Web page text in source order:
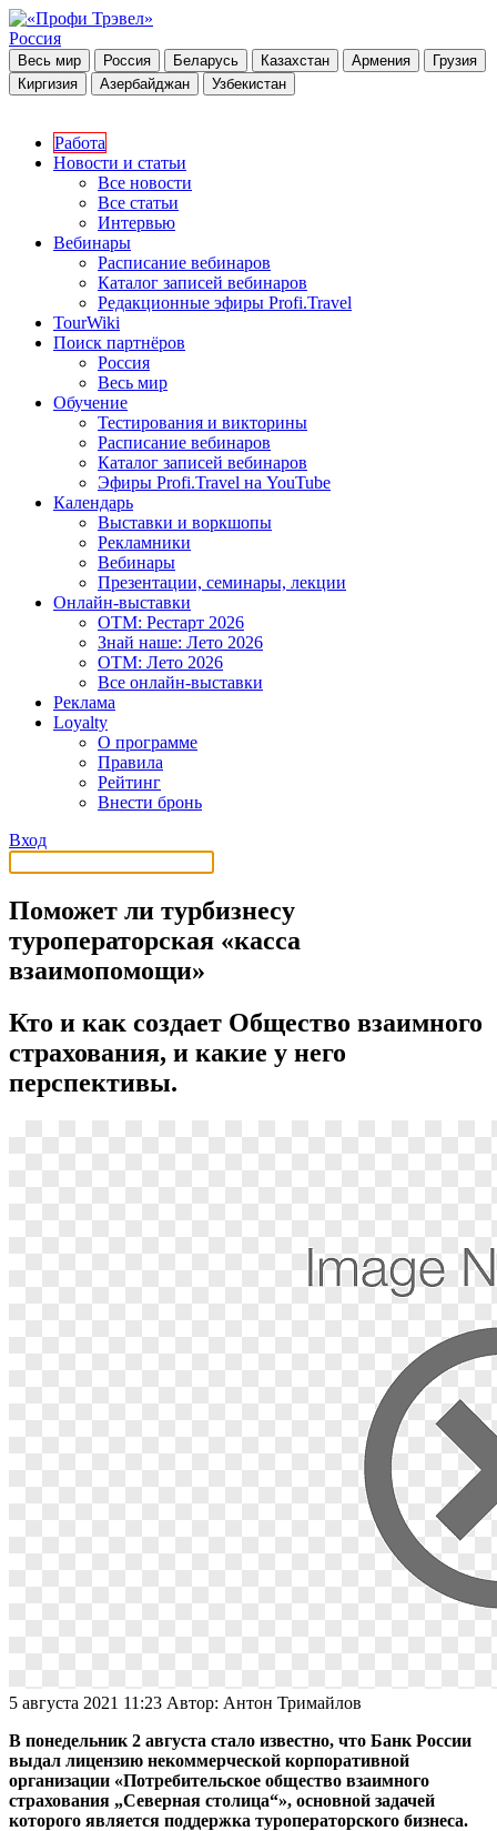
Россия
Весь мир Россия Беларусь Казахстан Армения
Грузия
Киргизия
Азербайджан Узбекистан
Работа
Новости и статьи
Все новости
Все статьи
Интервью
Вебинары
Расписание вебинаров
Каталог записей вебинаров
Редакционные эфиры Profi.Travel
TourWiki
Поиск партнёров
Россия
Весь мир
Обучение
Тестирования и викторины
Расписание вебинаров
Каталог записей вебинаров
Эфиры Profi.Travel на YouTube
Календарь
Выставки и воркшопы
Рекламники
Вебинары
Презентации, семинары, лекции
Онлайн-выставки
OTM: Рестарт 2026
Знай наше: Лето 2026
OTM: Лето 2026
Все онлайн-выставки
Реклама
Loyalty
О программе
Правила
Рейтинг
Внести бронь
Вход
Поможет ли турбизнесу
туроператорская «касса
взаимопомощи»
Кто и как создает Общество взаимного
страхования, и какие у него
перспективы.
5 августа 2021 11:23 Автор: Антон Тримайлов
В понедельник 2 августа стало известно, что Банк России
выдал лицензию некоммерческой корпоративной
организации «Потребительское общество взаимного
страхования „Северная столица“», основной задачей
которого является поддержка туроператорского бизнеса.